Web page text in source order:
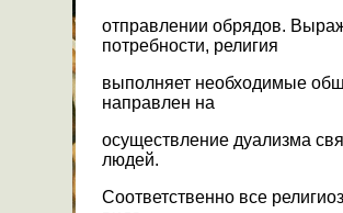
отправлении обрядов.
потребности, религия
выполняет необходимые
направлен на
осуществление дуализма
людей.
Соответственно все